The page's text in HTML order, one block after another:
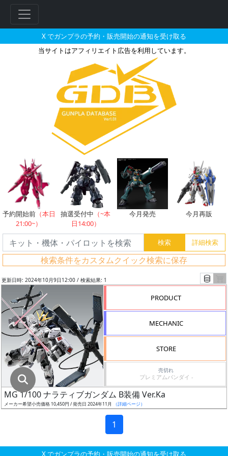
X でガンプラの予約・販売開始の通知を受け取る
当サイトはアフィリエイト広告を利用しています。
MG 1/100 ナラティブガンダム B
予約開始前（本日
21:00~）
抽選受付中 （~本
日14:00）
今月発売 今月再販
検索条件をカスタムクイック検索に保存
索
グ
レ
ス
ル
成
形
更新日時: 2024年10月9日12:00 / 検索結果: 1
PRODUCT
MECHANIC
STORE
売切れ
プレミアムバンダイ -
MG 1/100 ナラティブガンダム B装備 Ver.Ka
メーカー希望小売価格 10,450円 / 発売日 2024年11月 （詳細ページ）
1
X でガンプラの予約・販売開始の通知を受け取る